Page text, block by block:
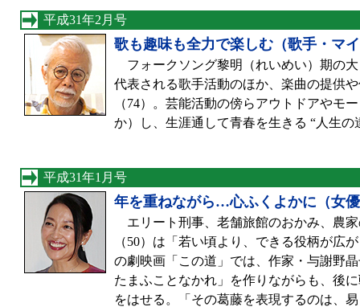
平成31年2月号
歌も趣味も全力で楽しむ（歌手・マ
フォークソング黎明（れいめい）期の
代表される歌手活動のほか、楽曲の提供
（74）。芸能活動の傍らアウトドアやモ
か）し、生涯通して青春を生きる “人生
平成31年1月号
年を重ねながら…心ふくよかに（女
エリート刑事、老舗旅館のおかみ、農
（50）は「若い頃より、できる役柄が広
の劇映画「この道」では、作家・与謝野
たまふことなかれ」を作りながらも、後
をはせる。「その葛藤を表現するのは、